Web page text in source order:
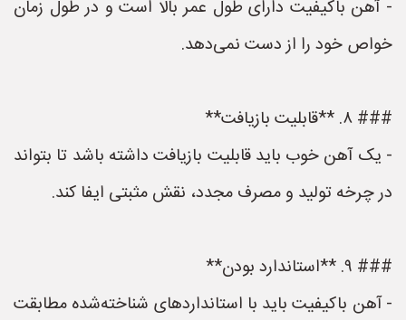
- آهن باکیفیت دارای طول عمر بالا است و در طول زمان
خواص خود را از دست نمی‌دهد.
### ۸. **قابلیت بازیافت**
- یک آهن خوب باید قابلیت بازیافت داشته باشد تا بتواند
در چرخه تولید و مصرف مجدد، نقش مثبتی ایفا کند.
### ۹. **استاندارد بودن**
- آهن باکیفیت باید با استانداردهای شناخته‌شده مطابقت